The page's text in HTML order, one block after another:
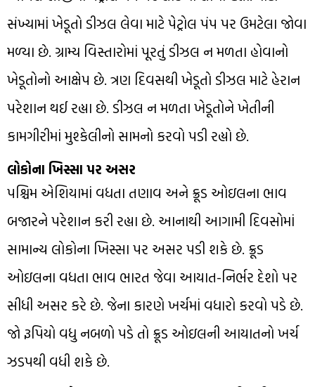
સંખ્યામાં ખેડૂતો ડીઝલ લેવા માટે પેટ્રોલ પંપ પર ઉમટેલા જોવા
મળ્યા છે. ગ્રામ્ય વિસ્તારોમાં પૂરતું ડીઝલ ન મળતા હોવાનો
ખેડૂતોનો આક્ષેપ છે. ત્રણ દિવસથી ખેડૂતો ડીઝલ માટે હેરાન
પરેશાન થઈ રહ્યા છે. ડીઝલ ન મળતા ખેડૂતોને ખેતીની
કામગીરીમાં મુશ્કેલીનો સામનો કરવો પડી રહ્યો છે.
લોકોના ખિસ્સા પર અસર
પશ્ચિમ એશિયામાં વધતા તણાવ અને ક્રૂડ ઓઇલના ભાવ
બજારને પરેશાન કરી રહ્યા છે. આનાથી આગામી દિવસોમાં
સામાન્ય લોકોના ખિસ્સા પર અસર પડી શકે છે. ક્રૂડ
ઓઇલના વધતા ભાવ ભારત જેવા આયાત-નિર્ભર દેશો પર
સીધી અસર કરે છે. જેના કારણે ખર્ચમાં વધારો કરવો પડે છે.
જો રૂપિયો વધુ નબળો પડે તો ક્રૂડ ઓઇલની આયાતનો ખર્ચ
ઝડપથી વધી શકે છે.